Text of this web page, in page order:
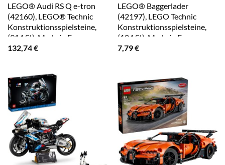
LEGO® Audi RS Q e-tron
(42160), LEGO® Technic
Konstruktionsspielsteine,
(914 St), Made in Europe
132,74€
LEGO® Baggerlader
(42197), LEGO Technic
Konstruktionsspielsteine,
(104 St), Made in Europe
7,79€